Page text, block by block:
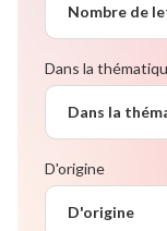
Nombre de
Dans la
Dans la
D'origine
D'origine